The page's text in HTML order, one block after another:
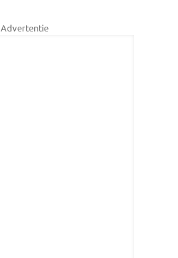
Advertentie